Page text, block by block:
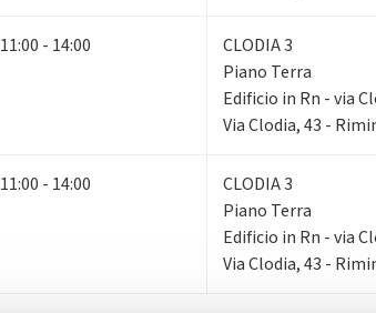
11:00 - 14:00
CLODIA 3
Piano Terra
Edificio in Rn - via
Via Clodia, 43 -
11:00 - 14:00
CLODIA 3
Piano Terra
Edificio in Rn - via
Via Clodia, 43 -